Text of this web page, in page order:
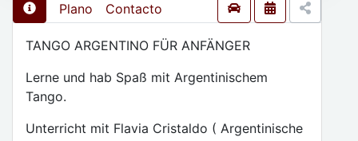
Plano Contacto
TANGO ARGENTINO FÜR ANFÄNGER
Lerne und hab Spaß mit Argentinischem
Tango.
Unterricht mit Flavia Cristaldo ( Argentinische